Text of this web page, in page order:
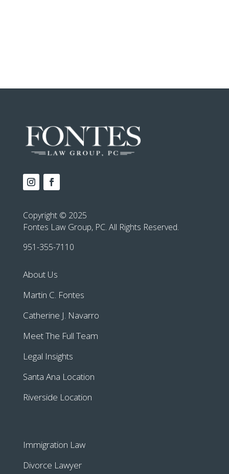
Copyright © 2025
Fontes Law Group, PC. All Rights Reserved.
951-355-7110
About Us
Martin C. Fontes
Catherine J. Navarro
Meet The Full Team
Legal Insights
Santa Ana Location
Riverside Location
Immigration Law
Divorce Lawyer